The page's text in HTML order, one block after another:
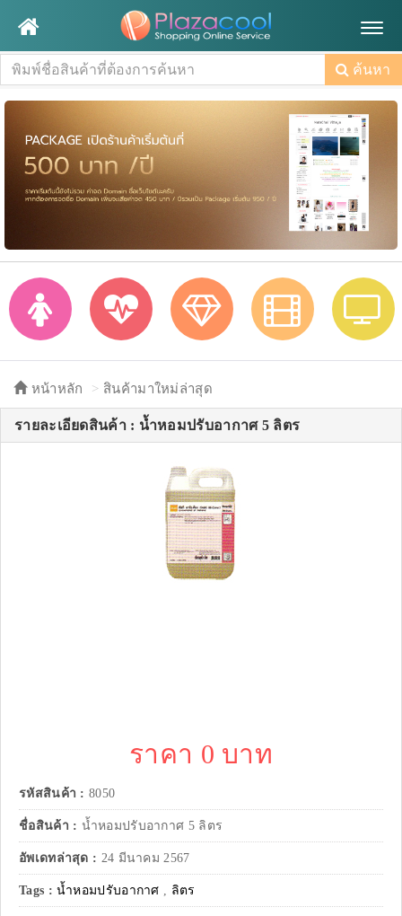
ค้นหา
หน้าหลัก สินค้ามาใหม่ล่าสุด
รายละเอียดสินค้า : น้ำหอมปรับอากาศ 5 ลิตร
ราคา 0 บาท
รหัสสินค้า : 8050
ชื่อสินค้า : น้ำหอมปรับอากาศ 5 ลิตร
อัพเดทล่าสุด : 24 มีนาคม 2567
Tags :น้ำหอมปรับอากาศ , ลิตร